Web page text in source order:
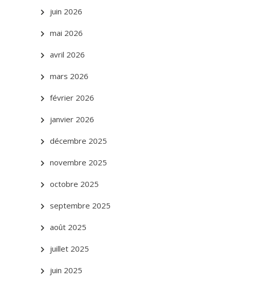
juin 2026
mai 2026
avril 2026
mars 2026
février 2026
janvier 2026
décembre 2025
novembre 2025
octobre 2025
septembre 2025
août 2025
juillet 2025
juin 2025